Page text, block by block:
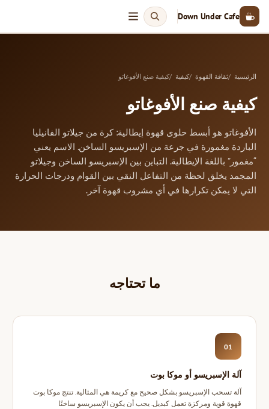
Down Under Cafe
الرئيسية ثقافة القهوة كيفية كيفية صنع الأفوغاتو
كيفية صنع الأفوغاتو
الأفوغاتو هو أبسط حلوى قهوة إيطالية: كرة من جيلاتو الفانيليا
الباردة مغمورة في جرعة من الإسبريسو الساخن. الاسم يعني
“مغمور” باللغة الإيطالية. التباين بين الإسبريسو الساخن وجيلاتو
المجمد يخلق لحظة من التفاعل النقي بين القوام ودرجات الحرارة
التي لا يمكن تكرارها في أي مشروب قهوة آخر.
ما تحتاجه
01
آلة الإسبريسو أو موكا بوت
آلة تسحب الإسبريسو بشكل صحيح مع كريمة هي المثالية. تنتج موكا بوت
قهوة قوية ومركزة تعمل كبديل. يجب أن يكون الإسبريسو ساخنًا